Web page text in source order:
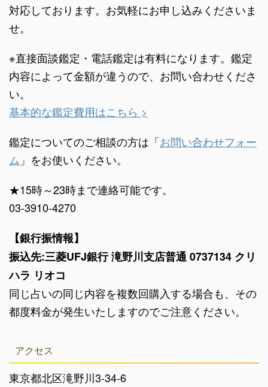
対応しております。お気軽にお申し込みくださいま
せ。
※直接面談鑑定・電話鑑定は有料になります。鑑定
内容によって金額が違うので、お問い合わせくださ
い。
基本的な鑑定費用はこちら >
鑑定についてのご相談の方は「お問い合わせフォー
ム 」をお使いください。
★15時～23時まで連絡可能です。
03-3910-4270
【銀行振情報】
振込先:三菱UFJ銀行 滝野川支店普通 0737134 クリ
ハラ リオコ
同じ占いの同じ内容を複数回購入する場合も、その
都度料金が発生いたしますのでご注意ください。
アクセス
東京都北区滝野川3-34-6